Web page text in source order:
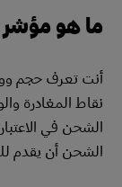
ما هو
أنت تعرف حجم
نقاط المغادرة
الشحن في
الشحن أن يقدم